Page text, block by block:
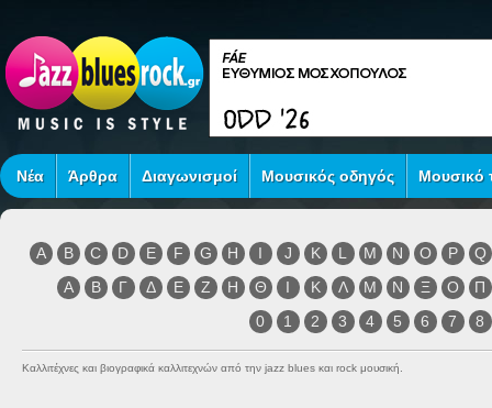
Νέα Άρθρα Διαγωνισμοί Μουσικός οδηγός Μουσικό
A B C D E F G H I J K L M N O P
Q
Α
Β Γ Δ Ε Ζ Η Θ Ι Κ Λ Μ Ν Ξ Ο
Π
0
1 2 3 4 5 6 7 8
Καλλιτέχνες και βιογραφικά καλλιτεχνών από την jazz blues και rock μουσική.